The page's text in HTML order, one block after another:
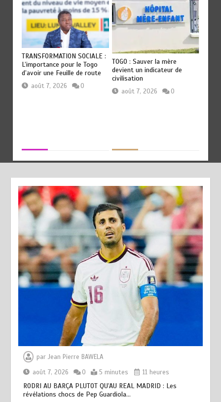
TRANSFORMATION SOCIALE :
L’importance pour le Togo
d’avoir une Feuille de route
août 7, 2026 0
TOGO : Sauver la mère
devient un indicateur de
civilisation
août 7, 2026 0
parJean Pierre BAWELA
août 7, 2026
0 5 minutes 11 heures
RODRI AU BARÇA PLUTOT QU’AU REAL MADRID : Les
révélations chocs de Pep Guardiola…